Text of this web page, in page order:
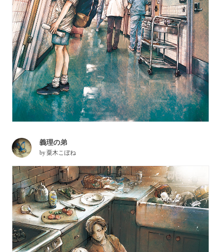
義理の弟
by粟木こぼね